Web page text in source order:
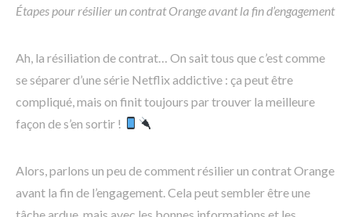
Étapes pour résilier un contrat Orange avant la fin d’engagement
Ah, la résiliation de contrat… On sait tous que c’est comme
se séparer d’une série Netflix addictive : ça peut être
compliqué, mais on finit toujours par trouver la meilleure
façon de s’en sortir !
Alors, parlons un peu de comment résilier un contrat Orange
avant la fin de l’engagement. Cela peut sembler être une